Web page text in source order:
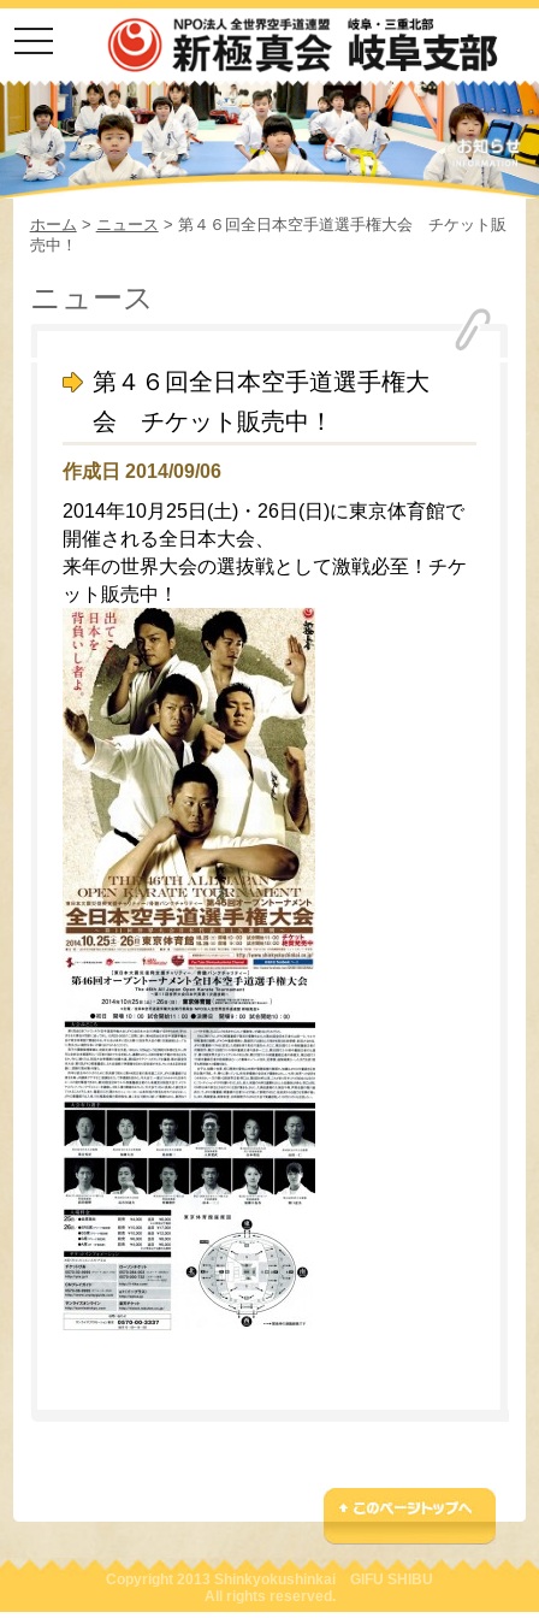
toggle
navigation
ホーム > ニュース > 第４６回全日本空手道選手権大会 チケット販
売中！
ニュース
第４６回全日本空手道選手権大
会 チケット販売中！
作成日 2014/09/06
2014年10月25日(土)・26日(日)に東京体育館で
開催される全日本大会、
来年の世界大会の選抜戦として激戦必至！チケ
ット販売中！
Copyright 2013 Shinkyokushinkai GIFU SHIBU
All rights reserved.